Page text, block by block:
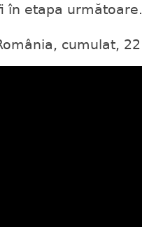
în etapa
cumulat,